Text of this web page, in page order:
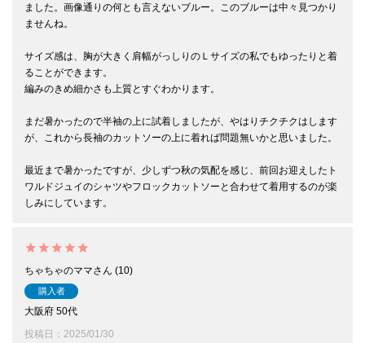
ました。画像通りの何とも言えないブルー。このブルーは中々見つかり
ませんね。
サイズ感は、胸が大きく肩幅がっしりのＬサイズの私でもゆったりと着
ることができます。
編みのきめ細かさも上質とすぐわかります。
まだ暑かったので半袖の上に試着しましたが、やはりチクチクはします
が、これから長袖のカットソーの上に着れば問題無いかと思いました。
最近まで暑かったですが、少しずつ秋の気配を感じ、前回お迎えしたト
ワルドジュイのシャツやフロックカットソーと合わせて着用するのが楽
ちゃちゃのママ 10
購入者
大阪府 50代
投稿日
2025/01/30